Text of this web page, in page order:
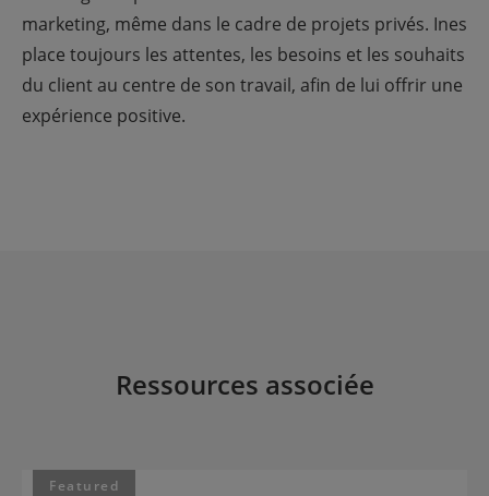
marketing, même dans le cadre de projets privés. Ines
place toujours les attentes, les besoins et les souhaits
du client au centre de son travail, afin de lui offrir une
expérience positive.
Ressources associée
Featured